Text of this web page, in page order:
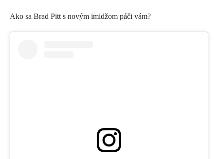
Ako sa Brad Pitt s novým imidžom páči vám?